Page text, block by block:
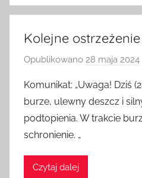
Kolejne
Opublikowano 28 maja 2024
Komunikat: „Uwaga! Dziś
burze, ulewny deszcz i
podtopienia. W trakcie
schronienie. „
Czytaj dalej